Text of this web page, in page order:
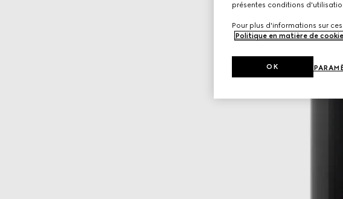
présentes conditions
Pour plus d'informations sur
Politique en matière de
OK